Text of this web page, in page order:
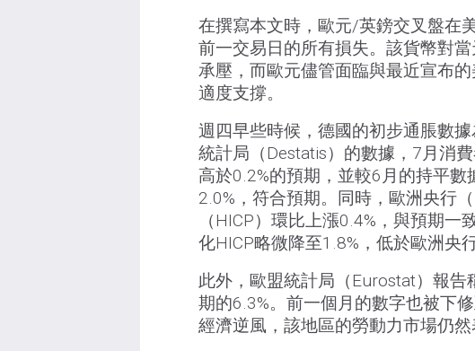
在撰寫本文時，歐元/英鎊交叉盤在
前一交易日的所有損失。該貨幣對
承壓，而歐元儘管面臨與最近宣布
適度支撐。
週四早些時候，德國的初步通脹數
統計局（Destatis）的數據，7月消
高於0.2%的預期，並較6月的持平
2.0%，符合預期。同時，歐洲央行
（HICP）環比上漲0.4%，與預期
化HICP略微降至1.8%，低於歐洲央
此外，歐盟統計局（Eurostat）報
期的6.3%。前一個月的數字也被下
經濟逆風，該地區的勞動力市場仍然